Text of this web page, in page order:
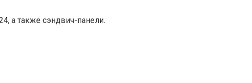
а также сэндвич-панели.